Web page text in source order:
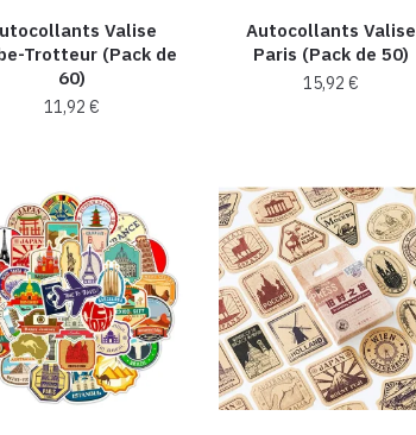
Valise
Trotteur (Pack de
60)
11,92€
Autocollants Valise
Paris (Pack de 50)
15,92 €